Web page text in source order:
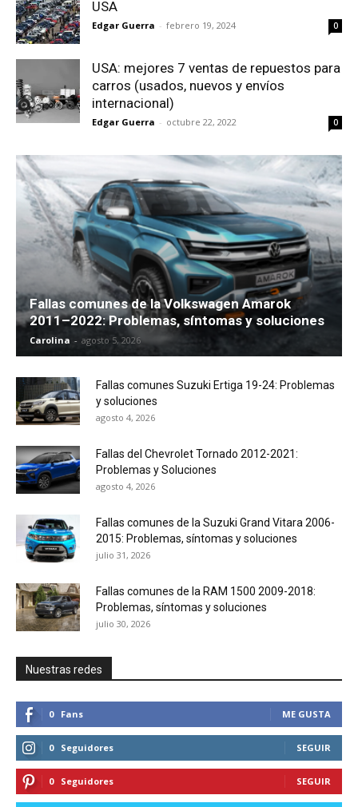
USA
Edgar Guerra - febrero 19, 2024 0
USA: mejores 7 ventas de repuestos para
carros (usados, nuevos y envíos
internacional)
Edgar Guerra - octubre 22, 2022 0
Fallas comunes de la Volkswagen Amarok
2011–2022: Problemas, síntomas y soluciones
Carolina - agosto 5, 2026
Fallas comunes Suzuki Ertiga 19-24: Problemas
y soluciones
agosto 4, 2026
Fallas del Chevrolet Tornado 2012-2021:
Problemas y Soluciones
agosto 4, 2026
Fallas comunes de la Suzuki Grand Vitara 2006-
2015: Problemas, síntomas y soluciones
julio 31, 2026
Fallas comunes de la RAM 1500 2009-2018:
Problemas, síntomas y soluciones
julio 30, 2026
Nuestras redes
0 Fans ME GUSTA
0 Seguidores SEGUIR
0 Seguidores SEGUIR